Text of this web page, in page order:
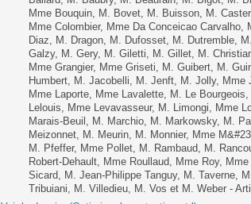
Mme Bouquin, M. Bovet, M. Buisson, M.
Mme Colombier, Mme Da Conceicao
Diaz, M. Dragon, M. Dufosset, M. Dutremble,
Galzy, M. Gery, M. Giletti, M. Gillet, M.
Mme Grangier, Mme Griseti, M. Guibert, M.
Humbert, M. Jacobelli, M. Jenft, M. Jolly, Mme
Mme Laporte, Mme Lavalette, M. Le
Lelouis, Mme Levavasseur, M. Limongi, Mme
Marais-Beuil, M. Marchio, M. Markowsky, M.
Meizonnet, M. Meurin, M. Monnier, Mme
M. Pfeffer, Mme Pollet, M. Rambaud, M.
Robert-Dehault, Mme Roullaud, Mme Roy,
Sicard, M. Jean-Philippe Tanguy, M. Taverne,
Tribuiani, M. Villedieu, M. Vos et M. Weber -